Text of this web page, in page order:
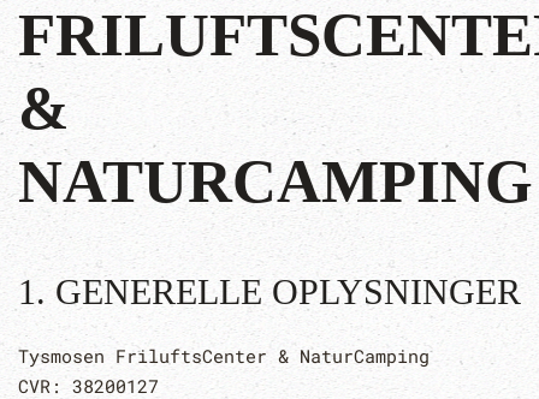
&
NATURCAMPING
1. GENERELLE OPLYSNINGER
Tysmosen FriluftsCenter & NaturCamping
CVR: 38200127